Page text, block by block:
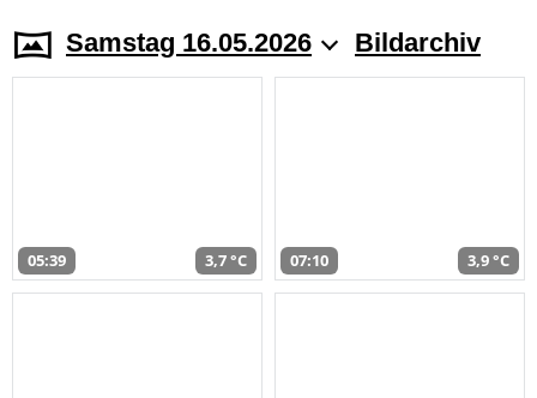
Samstag 16.05.2026 Bildarchiv
05:39 3,7 °C 07:10 3,9 °C